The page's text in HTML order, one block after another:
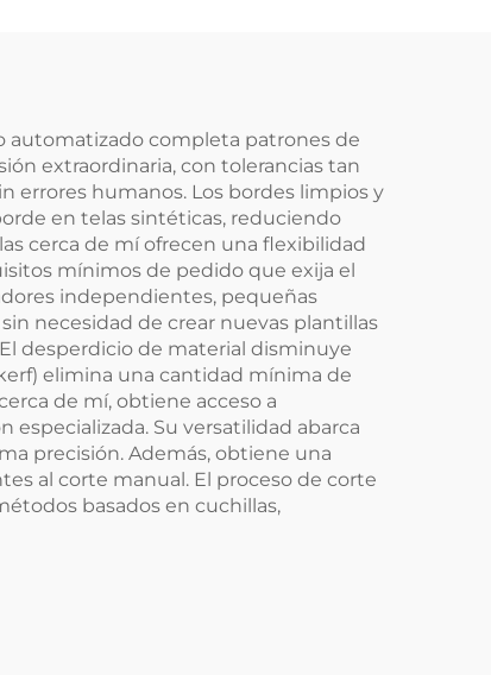
automatizado completa patrones de
extraordinaria, con tolerancias tan
errores humanos. Los bordes limpios y
en telas sintéticas, reduciendo
cerca de mí ofrecen una flexibilidad
mínimos de pedido que exija el
independientes, pequeñas
necesidad de crear nuevas plantillas
desperdicio de material disminuye
elimina una cantidad mínima de
de mí, obtiene acceso a
Su versatilidad abarca
precisión. Además, obtiene una
al corte manual. El proceso de corte
basados en cuchillas,